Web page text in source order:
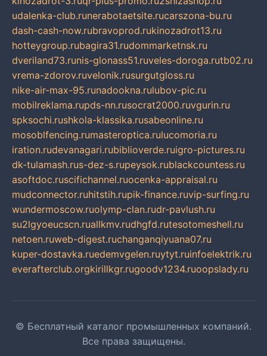
udalenka-club.runerabotaetsite.rucarszona-bu.ru
dash-cash-now.rubravoprod.rukinozadrot13.ru
hotteygroup.rubagira31.rudommarketnsk.ru
dveriland73.runis-glonass51.ruveles-doroga.rutb02.ru
vrema-zdorov.ruvelonik.rusurgutgloss.ru
nike-air-max-95.runadookna.rulubov-pic.ru
mobilreklama.rupds-nn.rusocrat2000.ruvgurin.ru
spksochi.rushkola-klassika.rusabeonline.ru
mosoblfencing.rumasteroptica.rulucomoria.ru
iration.rudevanagari.rubiblioverde.ruigro-pictures.ru
dk-tulamash.rus-dez-s.rupeysok.rublackcountess.ru
asoftdoc.ruscifichannel.ruocenka-appraisal.ru
mudconnector.ruhitstih.rupik-finance.ruvip-surfing.ru
wundermoscow.ruolymp-clan.rudr-pavlush.ru
su2lgyoeucscn.ruallkmv.rudhgfd.rutesotomeshell.ru
netoen.ruweb-digest.ruchanganqiyuana07.ru
kuper-dostavka.ruedemvgelen.ruytyt.ruinfoelektrik.ru
everafterclub.orgkirillkgr.rugoodv1234.ruoopslady.ru
© Бесплатный каталог промышленных компаний.
Все права защищены.